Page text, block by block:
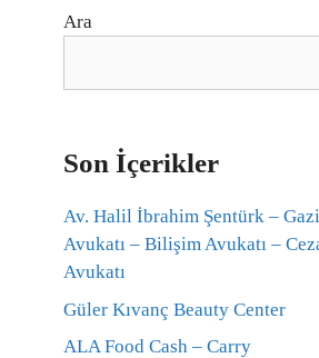
Ara
Son İçerikler
Av. Halil İbrahim Şentürk –
Avukatı – Bilişim Avukatı –
Avukatı
Güler Kıvanç Beauty Center
ALA Food Cash – Carry